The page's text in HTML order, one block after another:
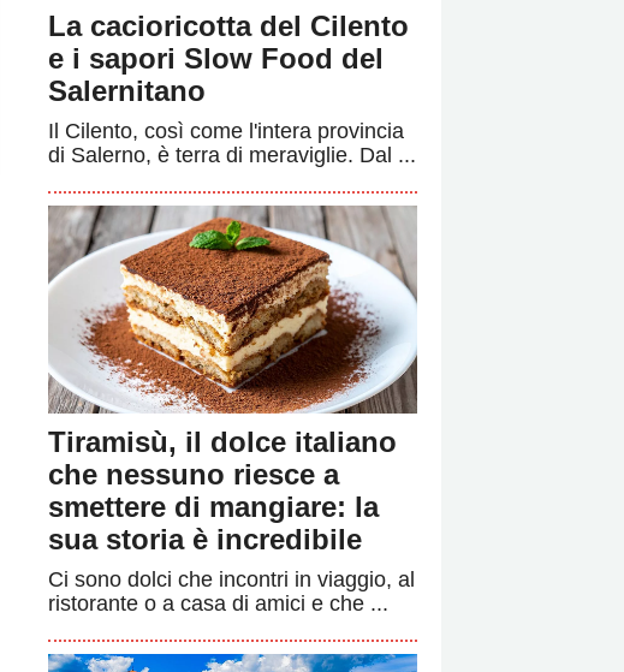
La cacioricotta del Cilento
e i sapori Slow Food del
Salernitano
Il Cilento, così come l'intera provincia
di Salerno, è terra di meraviglie. Dal ...
Tiramisù, il dolce italiano
che nessuno riesce a
smettere di mangiare: la
sua storia è incredibile
Ci sono dolci che incontri in viaggio, al
ristorante o a casa di amici e che ...